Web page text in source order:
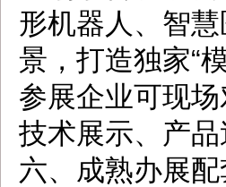
形机器人、智
景，打造独家“
参展企业可现
技术展示、产
六、成熟办展